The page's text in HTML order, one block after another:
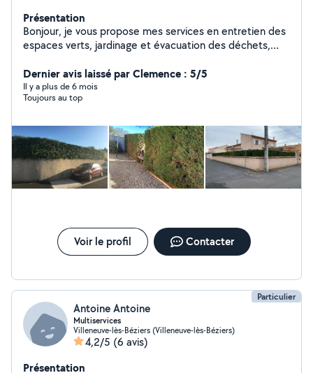
Présentation
Bonjour, je vous propose mes services en entretien des
espaces verts, jardinage et évacuation des déchets,
consciencieux et de confiance . N'hésitez pas à me
solliciter. Tel: 06-66-84-57-36 À bientôt
Dernier avis laissé par Clemence : 5/5
Il y a plus de 6 mois
Toujours au top
Voir le profil Contacter
Particulier
Antoine Antoine
Multiservices
Villeneuve-lès-Béziers (Villeneuve-lès-Béziers)
4,2/5 (6 avis)
Présentation